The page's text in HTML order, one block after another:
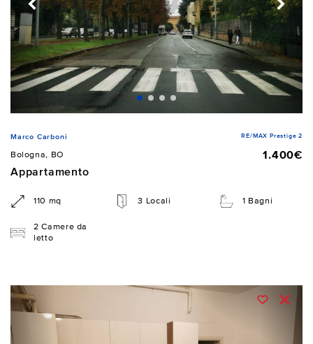
Marco Carboni RE/MAX Prestige 2
Bologna, BO
1.400€
Appartamento
110 mq 3 Locali 1 Bagni
2 Camere da
letto